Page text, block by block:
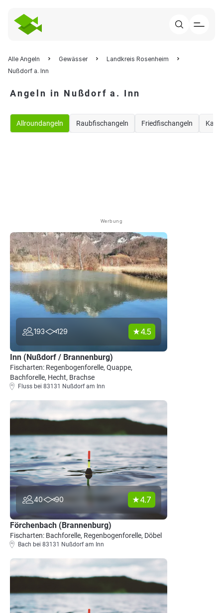
Alle Angeln Gewässer
Landkreis Rosenheim
Nußdorf a. Inn
Angeln in Nußdorf a. Inn
Allroundangeln Raubfischangeln Friedfischangeln
Werbung
193 129 4.5
Inn (Nußdorf / Brannenburg)
Fischarten: Regenbogenforelle, Quappe,
Bachforelle, Hecht, Brachse
Fluss bei 83131 Nußdorf am Inn
40 90 4.7
Förchenbach (Brannenburg)
Fischarten: Bachforelle, Regenbogenforelle, Döbel
Bach bei 83131 Nußdorf am Inn